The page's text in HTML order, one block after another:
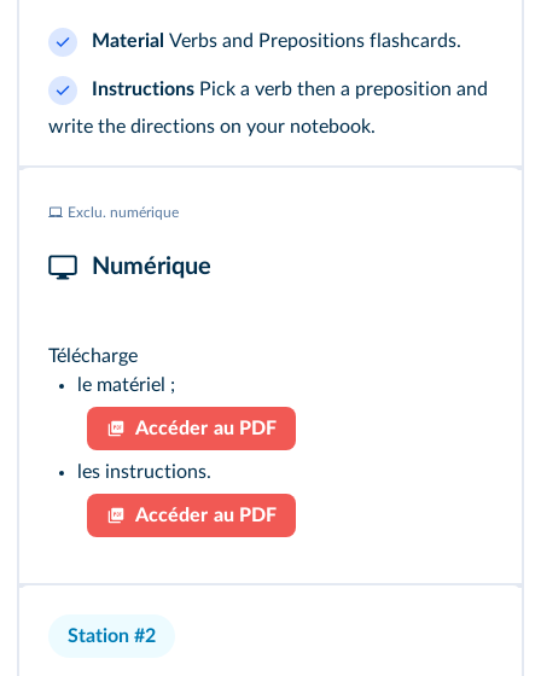
Material Verbs and Prepositions flashcards.
Instructions Pick a verb then a preposition and
write the directions on your notebook.
Exclu. numérique
Numérique
Télécharge
le matériel ;
Accéder au PDF
les instructions.
Accéder au PDF
Station #2